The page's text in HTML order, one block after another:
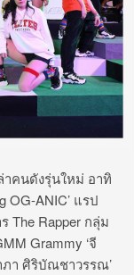
าคนดังรุ่นใหม่ อาทิ
OG-ANIC’ แรป
The Rapper กลุ่ม
Grammy ‘จี
ภา ศิริบัณชาวรรณ’